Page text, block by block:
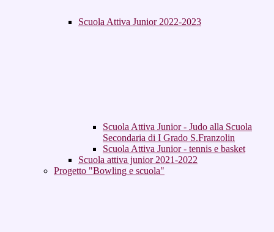
Scuola Attiva Junior 2022-2023
Scuola Attiva Junior - Judo alla Scuola
Secondaria di I Grado S.Franzolin
Scuola Attiva Junior - tennis e basket
Scuola attiva junior 2021-2022
Progetto "Bowling e scuola"